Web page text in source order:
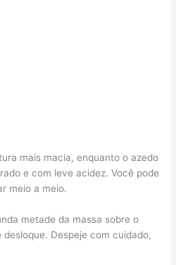
mais macia, enquanto o azedo
e com leve acidez. Você pode
meio a meio.
metade da massa sobre o
Despeje com cuidado,